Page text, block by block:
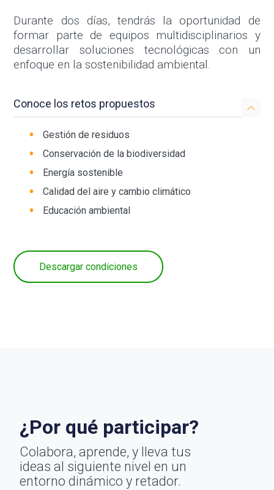
Durante dos días, tendrás la oportunidad de
formar parte de equipos multidisciplinarios y
desarrollar soluciones tecnológicas con un
enfoque en la sostenibilidad ambiental.
Conoce los retos propuestos
Gestión de residuos
Conservación de la biodiversidad
Energía sostenible
Calidad del aire y cambio climático
Educación ambiental
Descargar condiciones
¿Por qué participar?
Colabora, aprende, y lleva tus
ideas al siguiente nivel en un
entorno dinámico y retador.